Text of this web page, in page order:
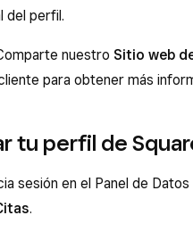
del perfil.
nuestro Sitio web
para obtener más
tu perfil de
sesión en el Panel de
.